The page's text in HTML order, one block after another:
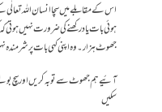
اس کے مقابلے میں سچا انسان اللہ
ہوئی بات یاد رکھنے کی ضرورت نہیں ہوتی
جھوٹ ہزار۔ وہ اپنی کہی بات پر شرمندہ
آئیے ہم جھوٹ سے توبہ کریں اور سچ
سکیں